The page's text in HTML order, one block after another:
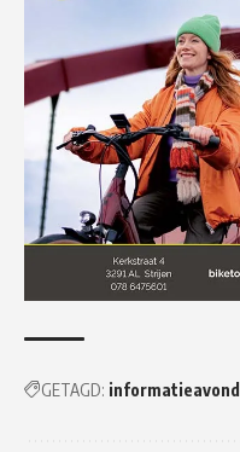
GETAGD: informatieavond